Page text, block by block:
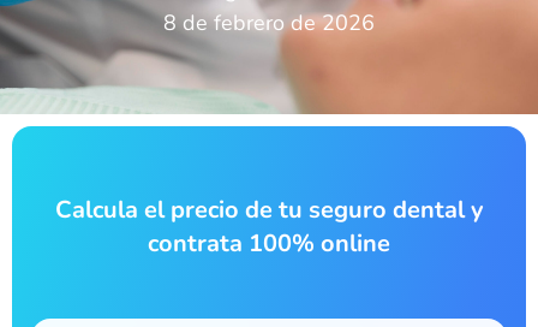
8 de febrero de 2026
Calcula el precio de tu seguro dental y
contrata 100% online